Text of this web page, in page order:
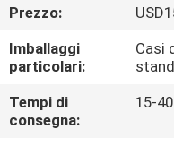
CONTROLLO
DI
QUALITÀ
Prezzo:
Imballaggi
particolari:
Casi
Tempi di
consegna:
15-